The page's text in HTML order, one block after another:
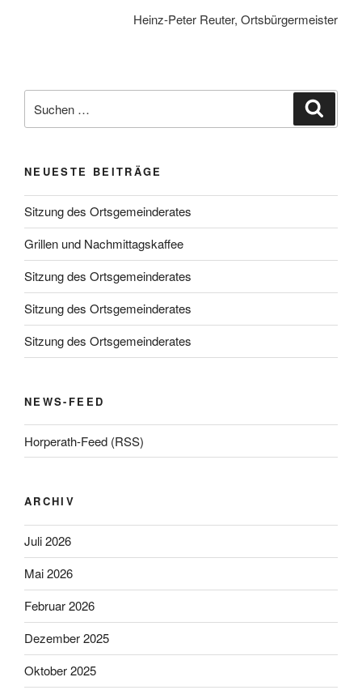
Heinz-Peter Reuter, Ortsbürgermeister
nach:
NEUESTE BEITRÄGE
Sitzung des Ortsgemeinderates
Grillen und Nachmittagskaffee
Sitzung des Ortsgemeinderates
Sitzung des Ortsgemeinderates
Sitzung des Ortsgemeinderates
NEWS-FEED
Horperath-Feed (RSS)
ARCHIV
Juli 2026
Mai 2026
Februar 2026
Dezember 2025
Oktober 2025